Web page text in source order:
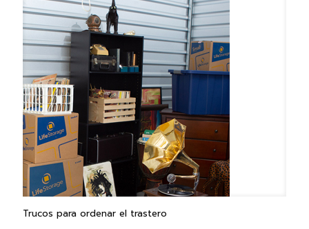
Trucos para ordenar el trastero